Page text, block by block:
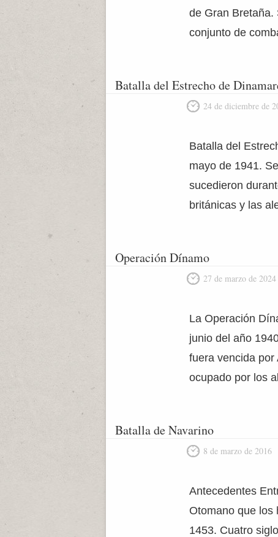
de Gran Bretaña.
conjunto de
Batalla del Estrecho de
24 de diciembre de
Batalla del
mayo de 1941.
sucedieron
británicas y las
Operación Dínamo
27 de marzo de 2024
La Operación
junio del año
fuera vencida
ocupado por los
Batalla de Navarino
8 de marzo de 2016
Antecedentes
Otomano que los
1453. Cuatro